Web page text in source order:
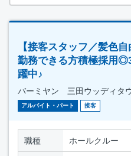
【接客スタッフ／髪色
勤務できる方積極採用
躍中♪
バーミヤン 三田ウッディタ
アルバイト・パート 接客
職種 ホールクルー